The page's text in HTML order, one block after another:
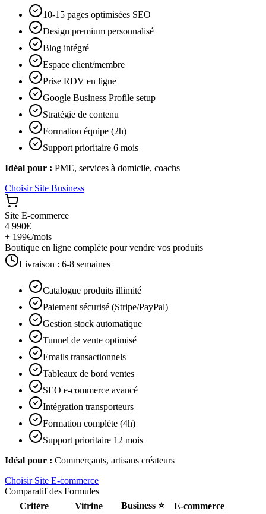
10-15 pages optimisées SEO
Design premium personnalisé
Blog intégré
Espace client/membre
Prise RDV en ligne
Google Business Profile setup
Stratégie de contenu
Formation équipe (2h)
Support prioritaire 6 mois
Idéal pour : PME, services à domicile, coachs
Choisir Site Business
Site E-commerce
4 990€
+ 199€/mois
Boutique en ligne complète pour vendre vos produits
Livraison : 6-8 semaines
Catalogue produits illimité
Paiement sécurisé (Stripe/PayPal)
Gestion stock automatique
Tunnel de vente optimisé
Emails transactionnels
Tableaux de bord ventes
SEO e-commerce avancé
Intégration transporteurs
Formation complète (4h)
Support prioritaire 12 mois
Idéal pour : Commerçants, artisans créateurs
Choisir Site E-commerce
Comparatif des Formules
Critère
Vitrine Business ⭐
E-commerce